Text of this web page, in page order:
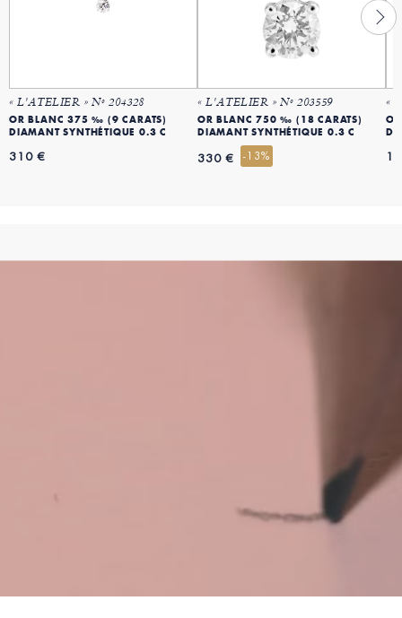
« L'ATELIER » Nº 204328
OR BLANC 375 ‰ (9 CARATS)
DIAMANT SYNTHÉTIQUE 0.3 C
310 €
« L'ATELIER » Nº 203559
OR BLANC 750 ‰ (18 CARATS)
DIAMANT SYNTHÉTIQUE 0.3 C
330 € -13%
«